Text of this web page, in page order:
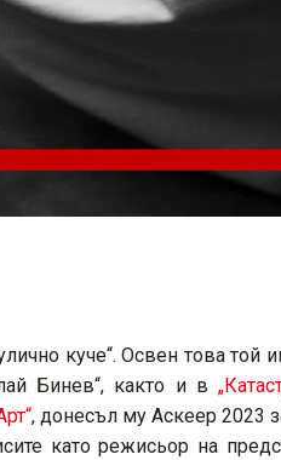
куче“. Освен това той
Бинев“, както и в
, донесъл му Аскеер 2023
като режисьор на